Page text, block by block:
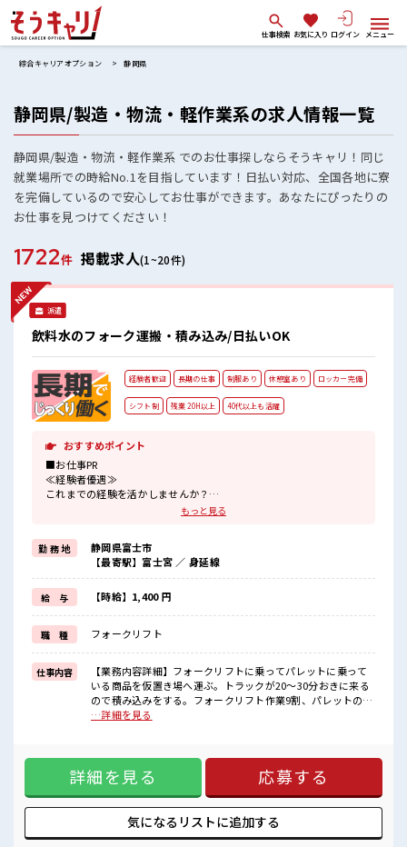
仕事検索 お気に入り ログイン メニュー
綜合キャリアオプション 静岡県
静岡県/製造・物流・軽作業系の求人情報一覧
静岡県/製造・物流・軽作業系 でのお仕事探しならそうキャリ！同じ
就業場所での時給No.1を目指しています！日払い対応、全国各地に寮
を完備しているので安心してお仕事ができます。あなたにぴったりの
お仕事を見つけてください！
1722件 掲載求人(1~20件)
派遣
飲料水のフォーク運搬・積み込み/日払いOK
経験者歓迎 長期の仕事 制服あり 休憩室あり ロッカー完備
シフト制 残業 20H以上 40代以上も活躍
おすすめポイント
■お仕事PR
≪経験者優遇≫
これまでの経験を活かしませんか？
≪残業多めでがっつり稼ぐ≫
高収入を希望される方にオススメ。
残業は月20時間以上あります♪
≪動きやすい制服アリ≫
制服があるので、
毎日の服装の悩み解消♪
≪自分に向いている仕事が探せる≫
困った事などがあれば、
担当がしっかりサポートします！
■職場の雰囲気
休憩室でホッと一息リフレッシュ！
ロッカーあり！
稼ぎたい方は必見！
これまでの経験を活かすチャンス！
ブランクがあっても問題ナシ♪
もっと見る
勤 務 地
静岡県富士市
【最寄駅】富士宮 ／ 身延線
給 与 【時給】1,400 円
職 種 フォークリフト
仕事内容
【業務内容詳細】フォークリフトに乗ってパレットに乗って
いる商品を仮置き場へ運ぶ。トラックが20～30分おきに来る
ので積み込みをする。フォークリフト作業9割、パレットのシ
ール貼り1割です。【取扱製品情報】飲料水◆カウンター2t前
Google口コミ評価は【★4.2】。地域トップクラスの評価を
いただき、対応の丁寧さや迅速なフォロー体制が高く支持さ
れています。実際の口コミでも、 「親身になって相談に乗っ
てくれた」 「紹介までのスピードが早い」 「働き始めてから
もずっと気にかけてくれて安心」 という喜びの声を多数いた
だいています。「初めての派遣で不安」「自分に合う仕事が
…詳細を見る
詳細を見る 応募する
気になるリストに追加する